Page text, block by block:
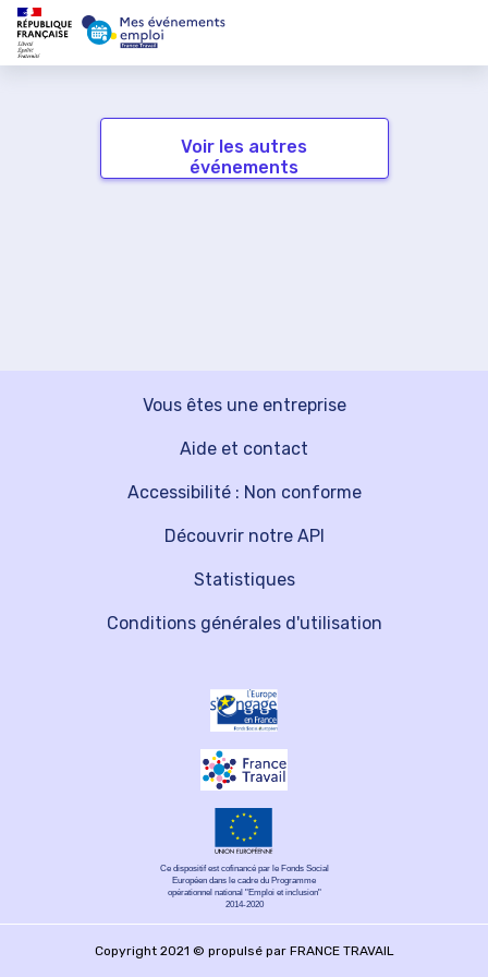
Voir les autres
événements
Vous êtes une entreprise
Découvrir notre API
Aide et contact
Statistiques
Accessibilité : Non conforme
Conditions générales d'utilisation
Ce dispositif est cofinancé par le Fonds Social
Européen dans le cadre du Programme
opérationnel national "Emploi et inclusion"
2014-2020
Copyright 2021 © propulsé par FRANCE TRAVAIL